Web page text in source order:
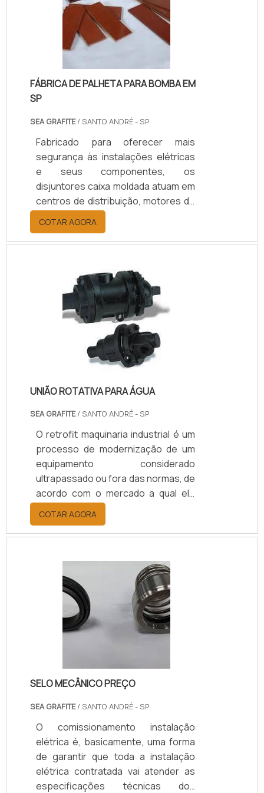
instalações ou evitá-los. CONHEÇA
OS SERVIÇOS DE PREVENÇÃO E
REAÇÃOUma empresa de
manutenção de disjuntor em SP
oferece o serviço.
FÁBRICA DE PALHETA PARA BOMBA EM
SP
SEA GRAFITE/ SANTO ANDRÉ - SP
Fabricado para oferecer mais
segurança às instalações elétricas
e seus componentes, os
disjuntores caixa moldada atuam em
centros de distribuição, motores de
máquinas e geradores de todos os
tipos e potência.O PRODUTO
APRESENTA DIVERSOS
importante, a manutenção disjuntor
caixa moldada é extremamente
necessária, sobretudo contra
intervenções externas, como os
impactos, devido à sua estrutura
totalmente protegida, fabricada com
caixa sob medida termoplástica que
COTAR AGORA
UNIÃO ROTATIVA PARA ÁGUA
SEA GRAFITE/ SANTO ANDRÉ - SP
O retrofit maquinaria industrial é um
processo de modernização de um
equipamento considerado
ultrapassado ou fora das normas, de
acordo com o mercado a qual ele
responde. SAIBA SOBRE A
OTIMIZAÇÃO DE PROCESSOS E
RENDIMENTOSO recurso é
que necessitam obter uma máquina
específica para um trabalho. Na
maioria das vezes, ele não existe em
território nacional. Neste caso, a
manutenção oferece ótima relação
de custo-benefício independente
COTAR AGORA
SELO MECÂNICO PREÇO
SEA GRAFITE/ SANTO ANDRÉ - SP
O comissionamento instalação
elétrica é, basicamente, uma forma
de garantir que toda a instalação
elétrica contratada vai atender as
especificações técnicas dos